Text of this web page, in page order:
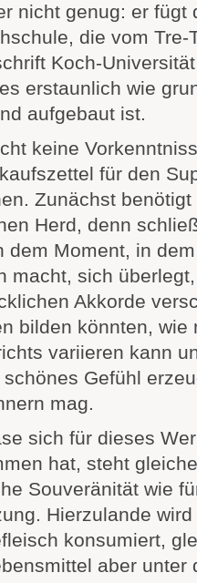
nicht genug: er fügt
die vom Tre-
Koch-
erstaunlich wie
aufgebaut ist.
keine
für den
Zunächst
Herd, denn
dem Moment, in
macht, sich
Akkorde
bilden könnten, wie
variieren kann
Gefühl
mag.
sich für dieses
hat, steht
Souveränität wie
Hierzulande
konsumiert,
aber unter